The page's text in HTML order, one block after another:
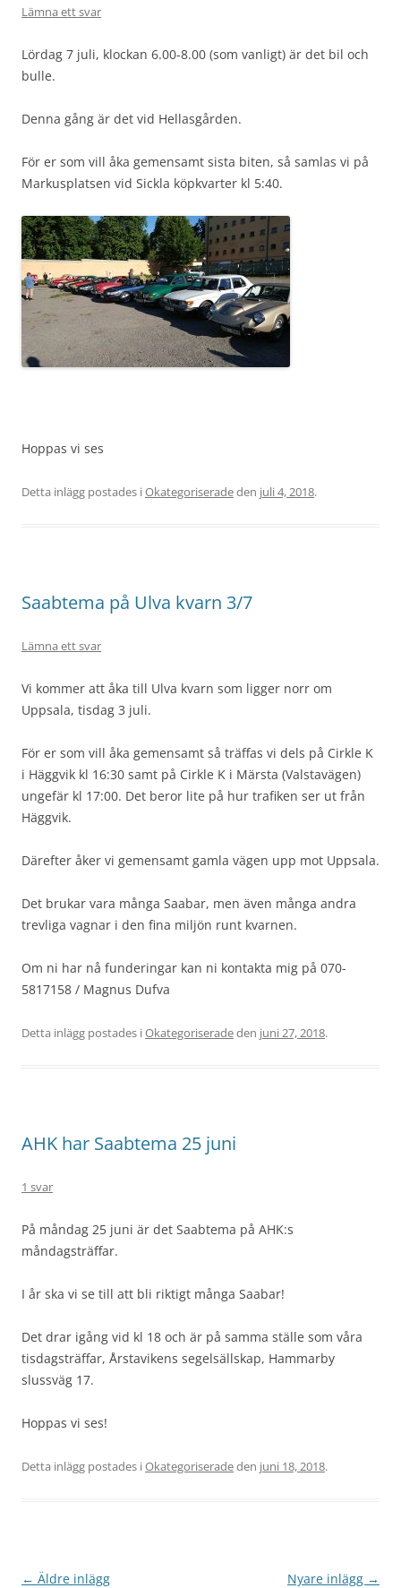
Lämna ett svar
Lördag 7 juli, klockan 6.00-8.00 (som vanligt) är det bil och
bulle.
Denna gång är det vid Hellasgården.
För er som vill åka gemensamt sista biten, så samlas vi på
Markusplatsen vid Sickla köpkvarter kl 5:40.
Hoppas vi ses
Detta inlägg postades iOkategoriseradeden juli 4, 2018.
Saabtema på Ulva kvarn 3/7
Lämna ett svar
Vi kommer att åka till Ulva kvarn som ligger norr om
Uppsala, tisdag 3 juli.
För er som vill åka gemensamt så träffas vi dels på Cirkle K
i Häggvik kl 16:30 samt på Cirkle K i Märsta (Valstavägen)
ungefär kl 17:00. Det beror lite på hur trafiken ser ut från
Häggvik.
Därefter åker vi gemensamt gamla vägen upp mot Uppsala.
Det brukar vara många Saabar, men även många andra
trevliga vagnar i den fina miljön runt kvarnen.
Om ni har nå funderingar kan ni kontakta mig på 070-
5817158 / Magnus Dufva
Detta inlägg postades iOkategoriseradeden juni 27, 2018.
AHK har Saabtema 25 juni
1 svar
På måndag 25 juni är det Saabtema på AHK:s
måndagsträffar.
I år ska vi se till att bli riktigt många Saabar!
Det drar igång vid kl 18 och är på samma ställe som våra
tisdagsträffar, Årstavikens segelsällskap, Hammarby
slussväg 17.
Hoppas vi ses!
Detta inlägg postades iOkategoriseradeden juni 18, 2018.
Inläggsnavigering
← Äldre inlägg Nyare inlägg →